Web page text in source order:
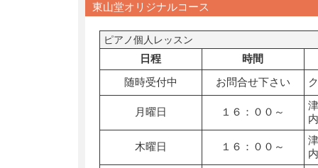
東山堂オリジナルコース
ピアノ個人レッスン
日程
時間
随時受付中
お問合せ下さい
月曜日 １６：００～
木曜日 １６：００～